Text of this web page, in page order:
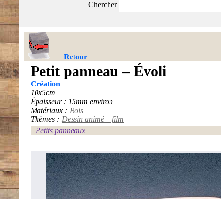
Chercher
Retour
Petit panneau – Évoli
Création
10x5cm
Épaisseur : 15mm environ
Matériaux : Bois
Thèmes : Dessin animé – film
Petits panneaux